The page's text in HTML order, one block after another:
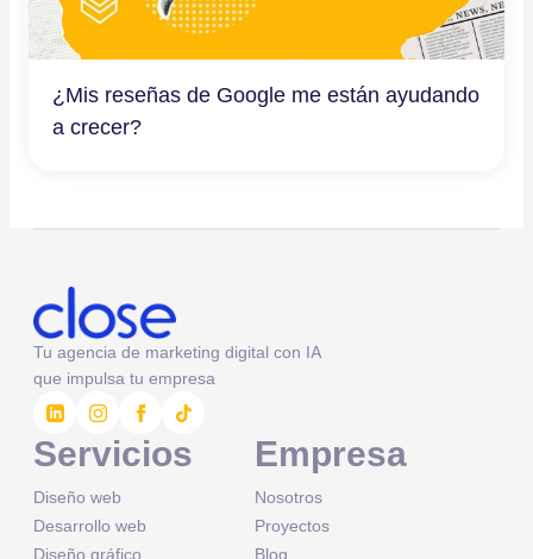
¿Mis reseñas de Google me están ayudando
a crecer?
Tu agencia de marketing digital con IA
que impulsa tu empresa
Servicios
Diseño web
Desarrollo web
Diseño gráfico
Empresa
Nosotros
Proyectos
Blog